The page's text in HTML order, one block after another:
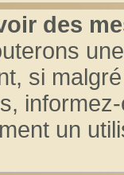
des
si
un